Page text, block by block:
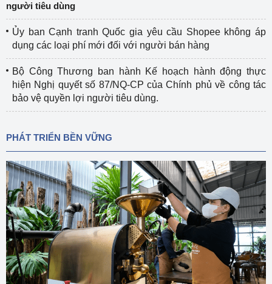
người tiêu dùng
Ủy ban Cạnh tranh Quốc gia yêu cầu Shopee không áp
dụng các loại phí mới đối với người bán hàng
Bộ Công Thương ban hành Kế hoạch hành động thực
hiện Nghị quyết số 87/NQ-CP của Chính phủ về công tác
bảo vệ quyền lợi người tiêu dùng.
PHÁT TRIỂN BỀN VỮNG